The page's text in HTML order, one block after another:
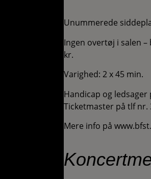
Unummerede
Ingen overtøj i salen
kr.
Varighed: 2 x 45 min.
Handicap og ledsager
Ticketmaster på tlf nr.
Mere info på